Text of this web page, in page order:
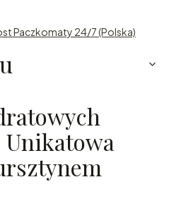
Paczkomaty 24/7 (Polska)